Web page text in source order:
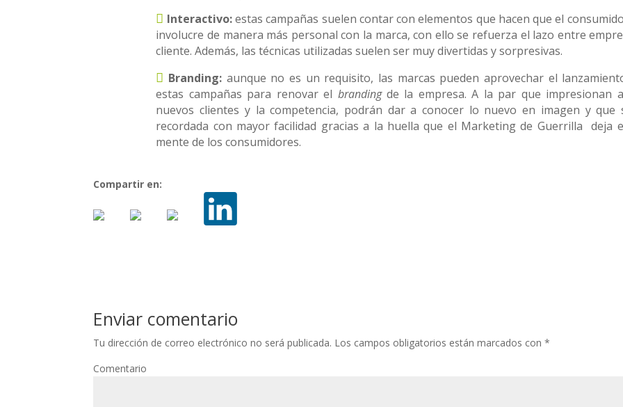
Interactivo:estas campañas suelen contar con elementos que hacen que el
involucre de manera más personal con la marca, con ello se refuerza el lazo entre
cliente. Además, las técnicas utilizadas suelen ser muy divertidas y sorpresivas.
Branding: aunque no es un requisito, las marcas pueden aprovechar el
estas campañas para renovar el brandingde la empresa. A la par que impresionan
nuevos clientes y la competencia, podrán dar a conocer lo nuevo en imagen y que
recordada con mayor facilidad gracias a la huella que el Marketing de Guerrilla deja
mente de los consumidores.
Compartir en:
Enviar comentario
Tu dirección de correo electrónico no será publicada. Los campos obligatorios están marcados con*
Comentario